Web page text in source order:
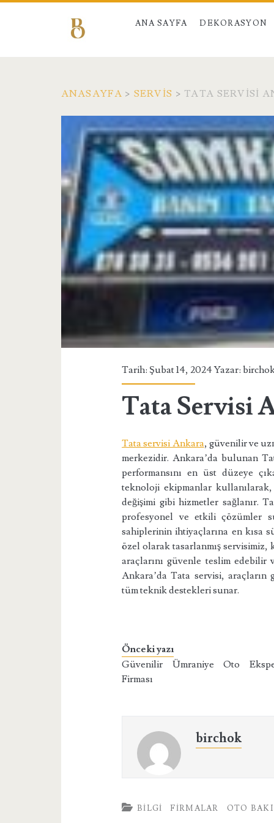
ANA SAYFA DEKORASYON
ANASAYFA > SERVIS > TATA SERVISI
Tarih: Şubat 14, 2024 Yazar:
Tata Servisi
Tata servisi Ankara, güvenilir ve
merkezidir. Ankara’da bulunan
performansını en üst düzeye
teknoloji ekipmanlar
değişimi gibi hizmetler sağlanır.
profesyonel ve etkili çözümler
sahiplerinin ihtiyaçlarına en kısa
özel olarak tasarlanmış servisimiz,
araçlarını güvenle teslim edebilir
Ankara’da Tata servisi, araçların
tüm teknik destekleri sunar.
Önceki yazı
Güvenilir Ümraniye Oto
Firması
birchok
BILGI FIRMALAR OTO